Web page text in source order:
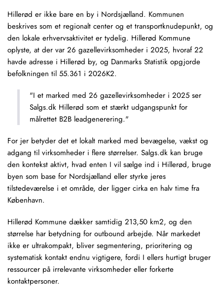
Hillerød er ikke bare en by i Nordsjælland. Kommunen
beskrives som et regionalt center og et transportknudepunkt, og
den lokale erhvervsaktivitet er tydelig. Hillerød Kommune
oplyste, at der var 26 gazellevirksomheder i 2025, hvoraf 22
havde adresse i Hillerød by, og Danmarks Statistik opgjorde
befolkningen til 55.361 i 2026K2.
"I et marked med 26 gazellevirksomheder i 2025 ser
Salgs.dk Hillerød som et stærkt udgangspunkt for
målrettet B2B leadgenerering."
For jer betyder det et lokalt marked med bevægelse, vækst og
adgang til virksomheder i flere størrelser. Salgs.dk kan bruge
den kontekst aktivt, hvad enten I vil sælge ind i Hillerød, bruge
byen som base for Nordsjælland eller styrke jeres
tilstedeværelse i et område, der ligger cirka en halv time fra
København.
Hillerød Kommune dækker samtidig 213,50 km2, og den
størrelse har betydning for outbound arbejde. Når markedet
ikke er ultrakompakt, bliver segmentering, prioritering og
systematisk kontakt endnu vigtigere, fordi I ellers hurtigt bruger
ressourcer på irrelevante virksomheder eller forkerte
kontaktpersoner.